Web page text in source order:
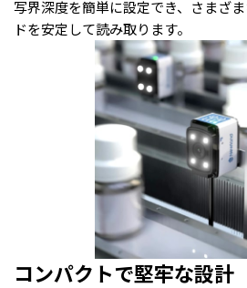
写界深度を簡単に設定でき、さまざ
ドを安定して読み取ります。
コンパクトで堅牢な設計